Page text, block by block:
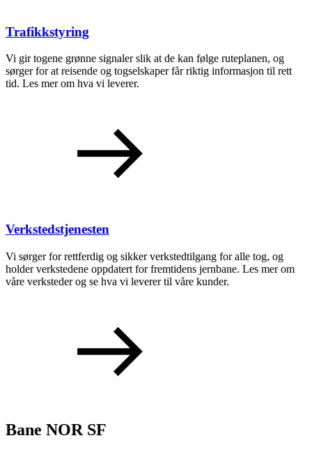
Trafikkstyring
Vi gir togene grønne signaler slik at de kan følge ruteplanen, og
sørger for at reisende og togselskaper får riktig informasjon til rett
tid. Les mer om hva vi leverer.
Verkstedstjenesten
Vi sørger for rettferdig og sikker verkstedtilgang for alle tog, og
holder verkstedene oppdatert for fremtidens jernbane. Les mer om
våre verksteder og se hva vi leverer til våre kunder.
Bane NOR SF